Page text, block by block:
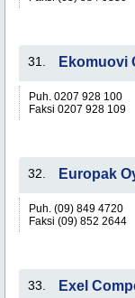
31. Ekomuovi
Puh. 0207 928 100
Faksi 0207 928 109
32. Europak
Puh. (09) 849 4720
Faksi (09) 852 2644
33. Exel